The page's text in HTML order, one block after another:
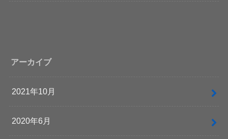
アーカイブ
2021年10月
2020年6月